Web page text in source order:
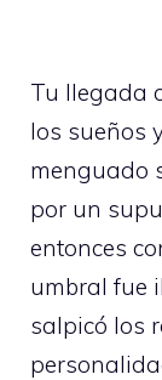
Tu llegada
los sueños
menguado
por un
entonces
umbral fue
salpicó los